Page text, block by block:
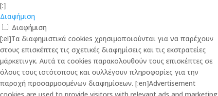
[:]
Διαφήμιση
Διαφήμιση
[:el]Τα διαφημιστικά cookies χρησιμοποιούνται για να παρέχουν
στους επισκέπτες τις σχετικές διαφημίσεις και τις εκστρατείες
μάρκετινγκ. Αυτά τα cookies παρακολουθούν τους επισκέπτες σε
όλους τους ιστότοπους και συλλέγουν πληροφορίες για την
παροχή προσαρμοσμένων διαφημίσεων. [:en]Advertisement